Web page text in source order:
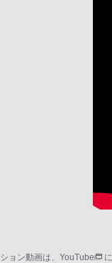
ョン動画は、 YouTube